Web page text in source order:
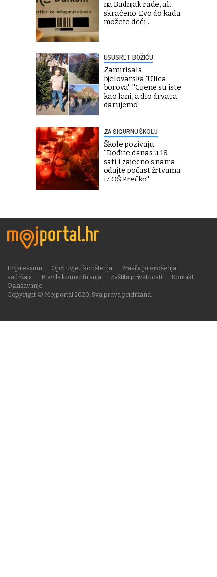
na Badnjak rade, ali
skraćeno. Evo do kada
možete doći...
USUSRET BOŽIĆU
Zamirisala
bjelovarska 'Ulica
borova': ''Cijene su iste
kao lani, a dio drvaca
darujemo''
ZA SIGURNU ŠKOLU
Škole pozivaju:
''Dođite danas u 18
sati i zajedno s nama
odajte počast žrtvama
iz OŠ Prečko''
Copyright © Mojportal 2020. Sva prava pridržana.
Impressum Opći uvjeti korištenja
Pravila prenošenja
sadržaja
Pravila komentiranja Zaštita privatnosti
Kontakt
Oglašavanje